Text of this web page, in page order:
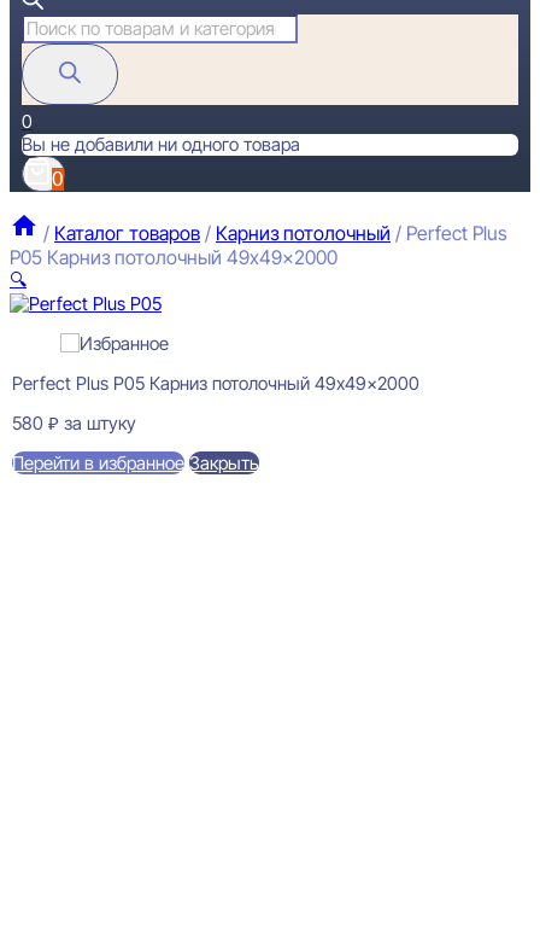
Поиск
товаров
0
Вы не добавили ни одного товара
0
/ Каталог товаров / Карниз потолочный / Perfect Plus
P05 Карниз потолочный 49x49x2000
🔍
Perfect Plus P05 Карниз потолочный 49x49x2000
580 ₽ за штуку
Перейти в избранное Закрыть